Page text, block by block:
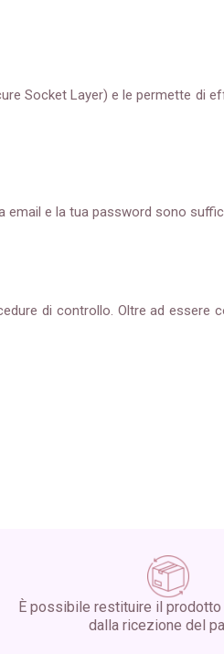
Socket Layer) e le permette di
email e la tua password sono
di controllo. Oltre ad essere
È possibile restituire il prodotto
dalla ricezione del